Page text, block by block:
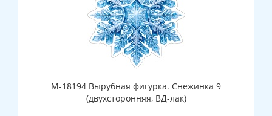
М-18194 Вырубная фигурка. Снежинка 9
(двухсторонняя, ВД-лак)